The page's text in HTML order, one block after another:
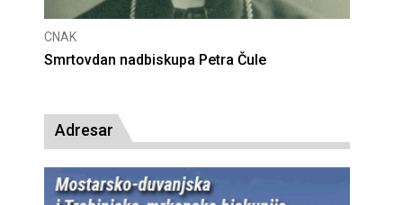
CNAK
Deseta obljetnica poništenja komunističke
Adresar